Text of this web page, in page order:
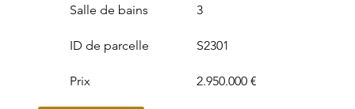
Salle de bains 3
ID de parcelle
Prix
S2301
2.950.000 €